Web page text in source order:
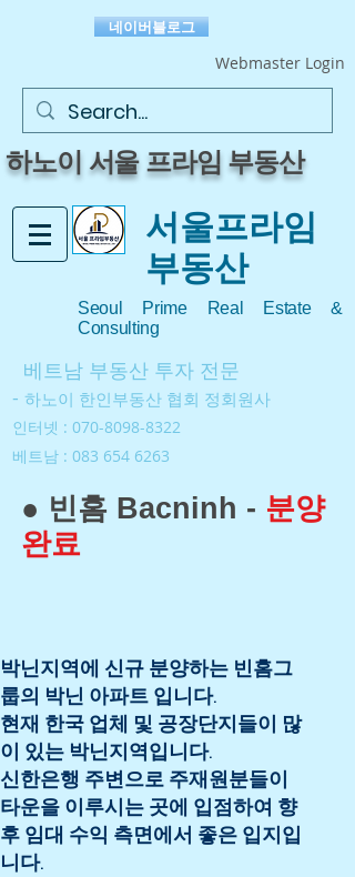
네이버블로그
Webmaster Login
​하노이 서울 프라임 부동산
서울프라임
부동산
Seoul Prime Real Estate &
Consulting
베트남 부동산 투자 전문
- 하노이 한인부동산 협회 정회원사
인터넷 : 070-8098-8322
베트남 : 083 654 6263
● 빈홈 Bacninh - 분양
완료
박닌지역에 신규 분양하는 빈홈그
룹의 박닌 아파트 입니다.
현재 한국 업체 및 공장단지들이 많
이 있는 박닌지역입니다.
신한은행 주변으로 주재원분들이
타운을 이루시는 곳에 입점하여 향
후 임대 수익 측면에서 좋은 입지입
니다.